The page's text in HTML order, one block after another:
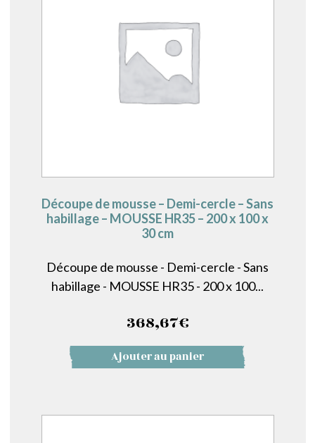
Découpe de mousse – Demi-cercle – Sans
habillage – MOUSSE HR35 – 200 x 100 x
30 cm
Découpe de mousse - Demi-cercle - Sans
habillage - MOUSSE HR35 - 200 x 100...
368,67€
Ajouter au panier